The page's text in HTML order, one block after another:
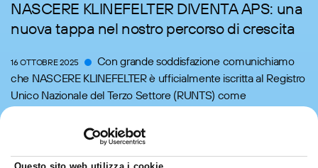
NASCERE KLINEFELTER DIVENTA APS: una
nuova tappa nel nostro percorso di crescita
16 OTTOBRE 2025
Con grande soddisfazione comunichiamo
che NASCERE KLINEFELTER è ufficialmente iscritta al Registro
Unico Nazionale del Terzo Settore (RUNTS) come
passaggio arriva al termine...
Leggi di più